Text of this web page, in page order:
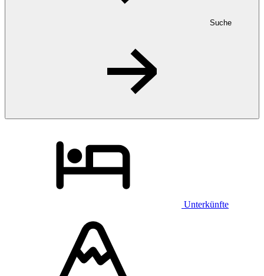
Suche
Unterkünfte